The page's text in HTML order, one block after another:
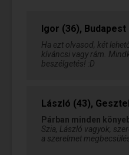
Igor (36), Budapest
Ha ezt olvasod, két
kíváncsi vagy rám.
beszélgetés! :D
László (43),
Párban minden
Szia, László vagyok,
a szerelmet